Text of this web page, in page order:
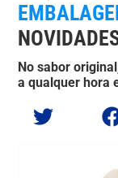
No sabor
a qualquer hora